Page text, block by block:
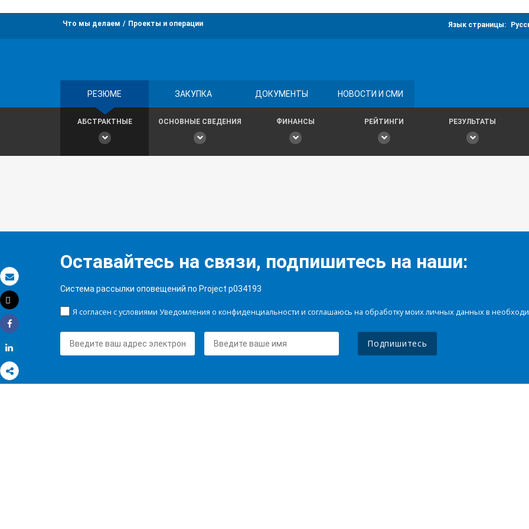
Электронная почта
Распечатать
Tweet
Share
Что мы делаем Проекты и операции Язык страницы:
РЕЗЮМЕ ЗАКУПКА ДОКУМЕНТЫ НОВОСТИ И СМИ
АБСТРАКТНЫЕ ОСНОВНЫЕ СВЕДЕНИЯ ФИНАНСЫ РЕЙТИНГИ РЕЗУЛЬТАТЫ
Оставайтесь на связи, подпишитесь на наши:
Система рассылки оповещений по Project p034193
Я согласен с условиями Уведомления о конфиденциальности и соглашаюсь на обработку моих личных данных в
Подпишитесь